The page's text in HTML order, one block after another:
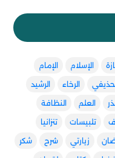
الإسلام الإمام
الرخاء الرشيد
العلم النظافة
تلبيسات تنزانيا
زيارتي شرح شكر